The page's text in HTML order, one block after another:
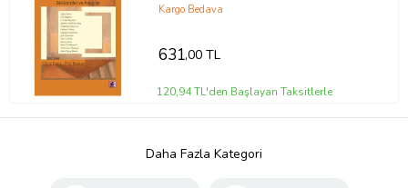
Kargo Bedava
631,00 TL
120,94 TL'den Başlayan Taksitlerle
Daha Fazla Kategori